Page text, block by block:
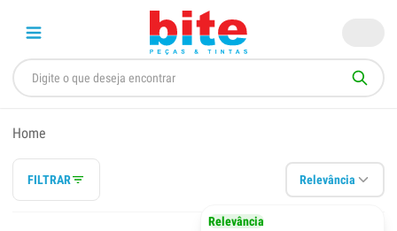
Home
FILTRAR Relevância
Relevância